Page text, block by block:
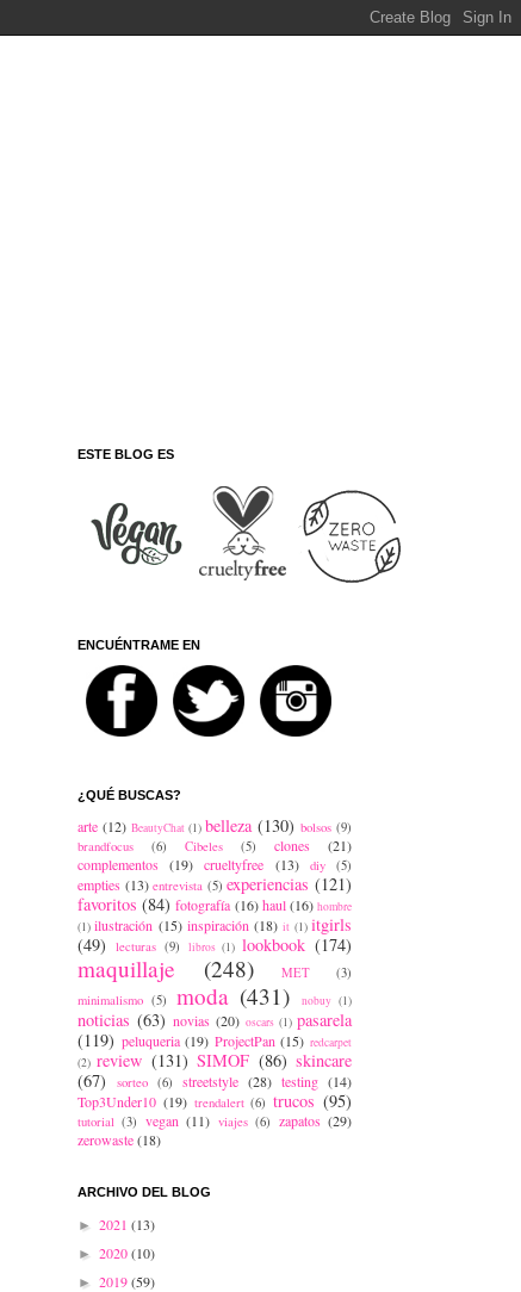
ESTE BLOG ES
ENCUÉNTRAME EN
¿QUÉ BUSCAS?
arte (12) BeautyChat (1) belleza (130) bolsos (9)
brandfocus
(6) Cibeles (5) clones
(21)
complementos
(19) crueltyfree (13) diy (5)
empties (13) entrevista (5) experiencias (121)
favoritos (84) fotografía (16) haul (16) hombre
(1) ilustración (15) inspiración (18) it (1) itgirls
(49)
lecturas (9) libros (1) lookbook (174)
maquillaje (248) MET
(3)
minimalismo (5) moda (431) nobuy (1)
noticias (63) novias (20) oscars (1) pasarela
(119) peluqueria (19) ProjectPan (15) redcarpet
(2) review (131) SIMOF (86) skincare
(67)
sorteo (6) streetstyle (28) testing (14)
Top3Under10 (19) trendalert (6) trucos (95)
tutorial (3) vegan (11) viajes (6) zapatos (29)
zerowaste(18)
ARCHIVO DEL BLOG
► 2021 (13)
► 2020(10)
► 2019(59)